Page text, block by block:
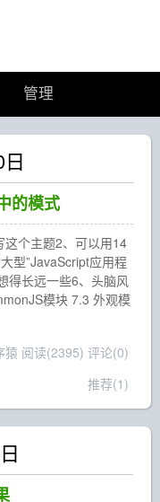
管理
的模式
个主题2、可以用14
型”JavaScript应用程
得长远一些6、头脑风
模块 7.3 外观模
猿 阅读(2395) 评论(0)
推荐(1)